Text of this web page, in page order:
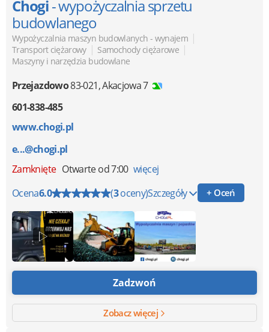
Chogi- wypożyczalnia sprzetu
budowlanego
Wypożyczalnia maszyn budowlanych - wynajem |
Transport ciężarowy | Samochody ciężarowe |
Maszyny i narzędzia budowlane
Przejazdowo83-021,Akacjowa 7
601-838-485
www.chogi.pl
e...@chogi.pl
Zamknięte Otwarte od 7:00 więcej
Ocena6.0 (3oceny)Szczegóły + Oceń
Zadzwoń
Zobacz więcej